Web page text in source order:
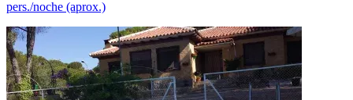
pers./noche (aprox.)